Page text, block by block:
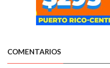
COMENTARIOS